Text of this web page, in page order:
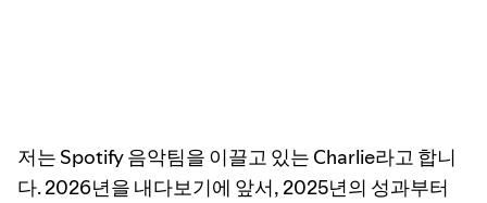
저는 Spotify 음악팀을 이끌고 있는 Charlie라고 합니
다. 2026년을 내다보기에 앞서, 2025년의 성과부터